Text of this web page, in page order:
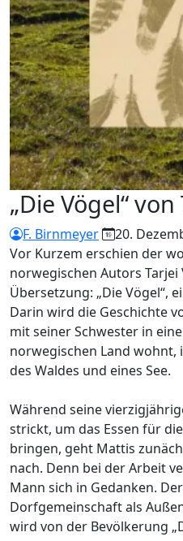
„Die Vögel“
F. Birnmeyer 20.
Vor Kurzem erschien der
norwegischen Autors
Übersetzung: „Die Vögel“,
Darin wird die Geschichte
mit seiner Schwester in
norwegischen Land wohnt,
des Waldes und eines See.
Während seine
strickt, um das Essen für
bringen, geht Mattis
nach. Denn bei der Arbeit
Mann sich in Gedanken.
Dorfgemeinschaft als
wird von der Bevölkerung